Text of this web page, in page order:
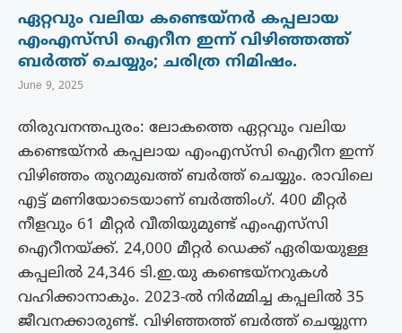
ഏറ്റവും വലിയ കണ്ടെയ്നർ കപ്പലായ
എംഎസ്‍സി ഐറീന ഇന്ന് വിഴിഞ്ഞത്ത്
ബർത്ത് ചെയ്യും; ചരിത്ര നിമിഷം.
June 9, 2025
തിരുവനന്തപുരം: ലോകത്തെ ഏറ്റവും വലിയ
കണ്ടെയ്നർ കപ്പലായ എംഎസ്‍സി ഐറീന ഇന്ന്
വിഴിഞ്ഞം തുറമുഖത്ത് ബർത്ത് ചെയ്യും. രാവിലെ
എട്ട് മണിയോടെയാണ് ബർത്തിംഗ്. 400 മീറ്റർ
നീളവും 61 മീറ്റർ വീതിയുമുണ്ട് എംഎസ്‍സി
ഐറീനയ്ക്ക്. 24,000 മീറ്റർ ഡെക്ക് ഏരിയയുള്ള
കപ്പലിൽ 24,346 ടി.ഇ.യു കണ്ടെയ്നറുകൾ
വഹിക്കാനാകും. 2023-ൽ നിർമ്മിച്ച കപ്പലിൽ 35
ജീവനക്കാരുണ്ട്. വിഴിഞ്ഞത്ത് ബർത്ത് ചെയ്യുന്ന